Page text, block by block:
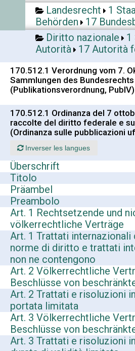
Landesrecht
1
Behörden
17
Diritto nazionale
1
Autorità
17 Autorità
170.512.1 Verordnung vom 7.
Sammlungen des
(Publikationsverordnung, PublV)
170.512.1 Ordinanza del 7
raccolte del diritto federale e
(Ordinanza sulle pubblicazioni
Inverser les langues
Überschrift
Titolo
Präambel
Preambolo
Art. 1 Rechtsetzende und
völkerrechtliche Verträge
Art. 1 Trattati internazionali
norme di diritto e trattati
non ne contengono
Art. 2 Völkerrechtliche
Beschlüsse von
Art. 2 Trattati e risoluzioni
portata limitata
Art. 3 Völkerrechtliche
Beschlüsse von
Art. 3 Trattati e risoluzioni